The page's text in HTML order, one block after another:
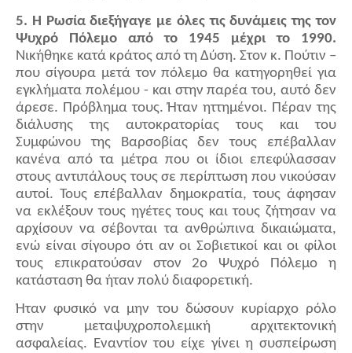
5. Η Ρωσία διεξήγαγε με όλες τις δυνάμεις της τον
Ψυχρό Πόλεμο από το 1945 μέχρι το 1990.
Νικήθηκε κατά κράτος από τη Δύση. Στον κ. Πούτιν –
που σίγουρα μετά τον πόλεμο θα κατηγορηθεί για
εγκλήματα πολέμου - και στην παρέα του, αυτό δεν
άρεσε. Πρόβλημα τους. Ήταν ηττημένοι. Πέραν της
διάλυσης της αυτοκρατορίας τους και του
Συμφώνου της Βαρσοβίας δεν τους επέβαλλαν
κανένα από τα μέτρα που οι ίδιοι επεφύλασσαν
στους αντιπάλους τους σε περίπτωση που νικούσαν
αυτοί. Τους επέβαλλαν δημοκρατία, τους άφησαν
να εκλέξουν τους ηγέτες τους και τους ζήτησαν να
αρχίσουν να σέβονται τα ανθρώπινα δικαιώματα,
ενώ είναι σίγουρο ότι αν οι Σοβιετικοί και οι φίλοι
τους επικρατούσαν στον 2ο Ψυχρό Πόλεμο η
κατάσταση θα ήταν πολύ διαφορετική.
Ήταν φυσικό να μην του δώσουν κυρίαρχο ρόλο
στην μεταψυχροπολεμική αρχιτεκτονική
ασφαλείας. Εναντίον του είχε γίνει η συσπείρωση